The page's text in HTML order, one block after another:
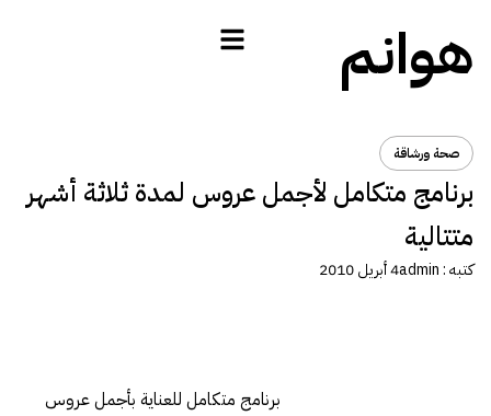
هوانم
صحة ورشاقة
برنامج متكامل لأجمل عروس لمدة ثلاثة أشهر
متتالية
كتبه :admin4 أبريل 2010
برنامج متكامل للعناية بأجمل عروس